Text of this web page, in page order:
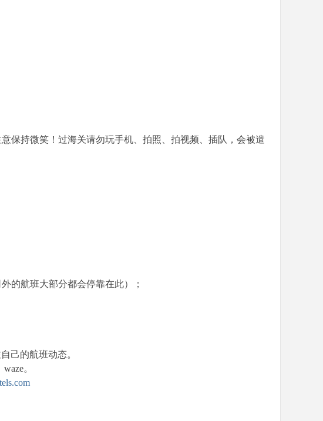
保持微笑！过海关请勿玩手机、拍照、拍视频、插队，会被遣
的航班大部分都会停靠在此）；
己的航班动态。
。